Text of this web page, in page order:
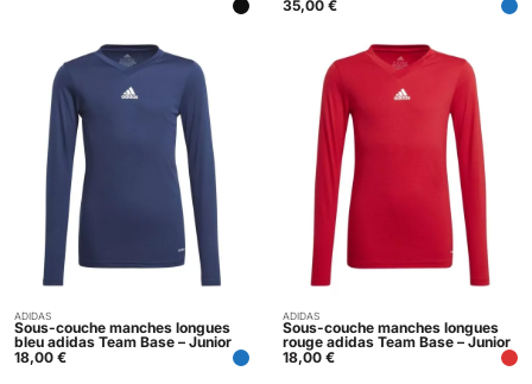
35,00 €
Acheter
ADIDAS
Sous-couche manches longues
bleu adidas Team Base – Junior
18,00 €
Acheter
ADIDAS
Sous-couche manches longues
rouge adidas Team Base – Junior
18,00 €